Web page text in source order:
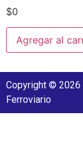
$0
Agregar al
Copyright © 2026
Ferroviario